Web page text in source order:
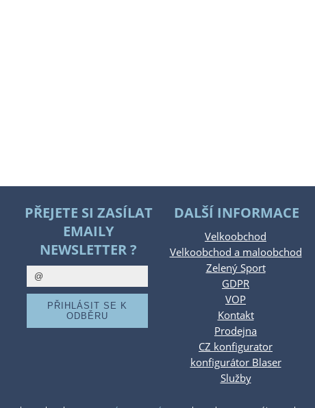
PŘEJETE SI ZASÍLAT
EMAILY
NEWSLETTER ?
DALŠÍ INFORMACE
Velkoobchod
Velkoobchod a maloobchod
Zelený Sport
GDPR
VOP
Kontakt
Prodejna
CZ konfigurator
konfigurátor Blaser
Služby